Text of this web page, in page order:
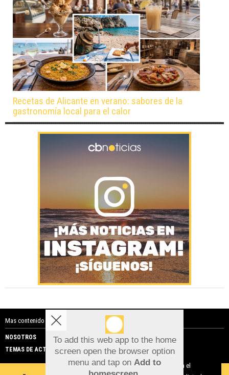
Recetas de Alicante en verano: sabores de la
gastronomía local para el calor
Mas contenido de Costa Blanca Noticias:
NOSOTROS
PUBLICIDAD
TEMAS DE ACTUALIDAD
To add this web app to the home
screen open the browser option
menu and tap on Add to
Aviso sobre el Uso de cookies:
Utilizamos cookies nuestras y de terceros para el